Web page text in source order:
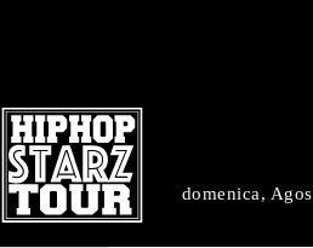
domenica,